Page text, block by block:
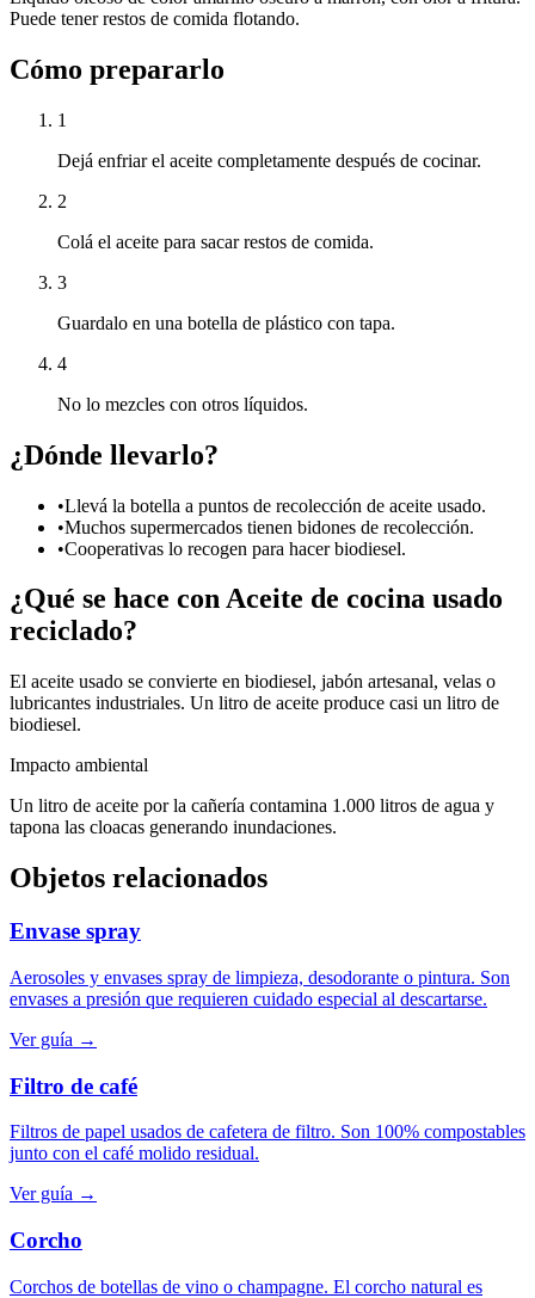
Puede tener restos de comida flotando.
Cómo prepararlo
1
Dejá enfriar el aceite completamente después de cocinar.
2
Colá el aceite para sacar restos de comida.
3
Guardalo en una botella de plástico con tapa.
4
No lo mezcles con otros líquidos.
¿Dónde llevarlo?
•Llevá la botella a puntos de recolección de aceite usado.
•Muchos supermercados tienen bidones de recolección.
•Cooperativas lo recogen para hacer biodiesel.
¿Qué se hace conAceite de cocina usado
reciclado?
El aceite usado se convierte en biodiesel, jabón artesanal, velas o
lubricantes industriales. Un litro de aceite produce casi un litro de
biodiesel.
Impacto ambiental
Un litro de aceite por la cañería contamina 1.000 litros de agua y
tapona las cloacas generando inundaciones.
Objetos relacionados
Envase spray
Aerosoles y envases spray de limpieza, desodorante o pintura. Son
envases a presión que requieren cuidado especial al descartarse.
Ver guía →
Filtro de café
Filtros de papel usados de cafetera de filtro. Son 100% compostables
junto con el café molido residual.
Ver guía →
Corcho
Corchos de botellas de vino o champagne. El corcho natural es